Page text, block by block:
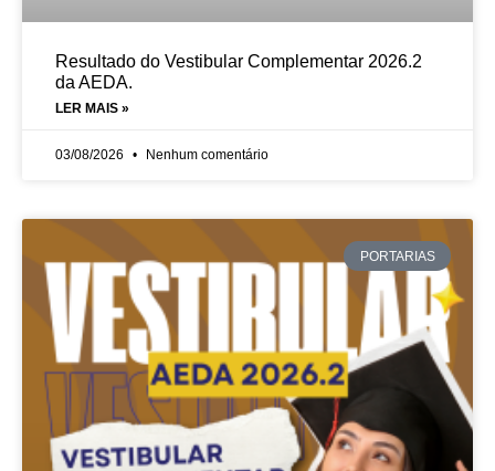
Resultado do Vestibular Complementar 2026.2
da AEDA.
LER MAIS »
03/08/2026 Nenhum comentário
PORTARIAS